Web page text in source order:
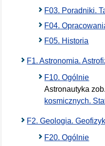
F03. Poradniki.
F04.
F05. Historia
F1. Astronomia.
F10. Ogólnie
Astronautyka
kosmicznych.
F2. Geologia.
F20. Ogólnie